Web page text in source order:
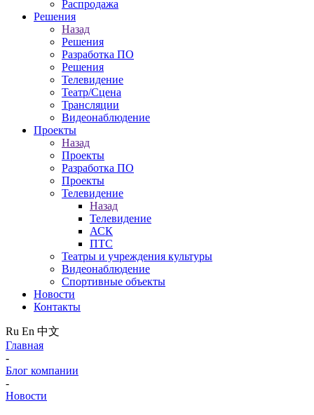
Распродажа
Решения
Назад
Решения
Разработка ПО
Решения
Телевидение
Театр/Сцена
Трансляции
Видеонаблюдение
Проекты
Назад
Проекты
Разработка ПО
Проекты
Телевидение
Назад
Телевидение
АСК
ПТС
Театры и учреждения культуры
Видеонаблюдение
Спортивные объекты
Новости
Контакты
Ru En 中文
Главная
-
Блог компании
-
Новости